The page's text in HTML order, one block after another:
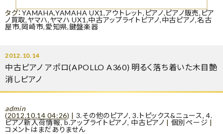
タグ：YAMAHA,YAMAHA UX1,アウトレット, ピアノ,ピアノ販売, ピア
ノ買取,ヤマハ,ヤマハ UX1 ,中古アップライトピアノ,中古ピアノ,名古
屋市,岡崎市,愛知県,鍵盤楽器
2012.10.14
中古ピアノ アポロ(APOLLO A360) 明るく落ち着いた木目艶
消しピアノ
admin
(2012.10.14 04:26) | 3.その他のピアノ,3.トピックス&ニュース,4.
ピアノ新入荷情報,b.アップライトピアノ, 中古ピアノ | 個別ページ |
コメントはまだありません